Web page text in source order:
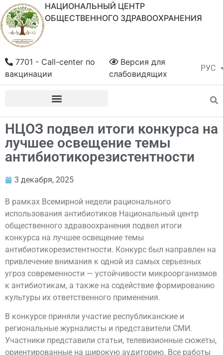
НАЦИОНАЛЬНЫЙ ЦЕНТР
ОБЩЕСТВЕННОГО ЗДРАВООХРАНЕНИЯ
РУС
ҚАЗ
Версия для
слабовидящих
7701 - Call-center по
вакцинации
НЦОЗ подвел итоги конкурса на
лучшее освещение темы
антибиотикорезистентности
3 декабря, 2025
В рамках Всемирной недели рационального
использования антибиотиков Национальный центр
общественного здравоохранения подвел итоги
конкурса на лучшее освещение темы
антибиотикорезистентности. Конкурс был направлен на
привлечение внимания к одной из самых серьезных
угроз современности — устойчивости микроорганизмов
к антибиотикам, а также на содействие формированию
культуры их ответственного применения.
В конкурсе приняли участие республиканские и
региональные журналисты и представители СМИ.
Участники представили статьи, телевизионные сюжеты,
ориентированные на широкую аудиторию. Все работы